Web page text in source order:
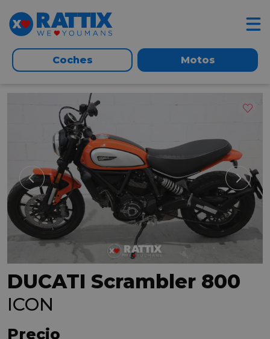
Coches Motos
DUCATI Scrambler 800
ICON
Precio